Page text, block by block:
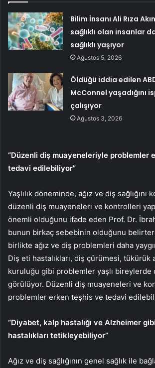
Bilim İnsanı Ali Rıza
sağlıklı olan insanlar
sağlıklı yaşıyor
Ağustos 5, 2026
Öldüğü iddia edilen
McConnel yaşadığını
çalışıyor
Ağustos 3, 2026
“Düzenli diş muayeneleriyle problemler
tedavi edilebiliyor”
Yaşlılık döneminde, ağız ve diş sağlığını
düzenli diş muayeneleri ve kontrolleri
önemli olduğunu ifade eden Prof. Dr.
bunun birkaç sebebinin olduğunu
birlikte ağız ve diş problemleri daha
Diş eti hastalıkları, diş çürümesi, tükürük
kuruluğu gibi problemler yaşlı bireylerde
görülüyor. Düzenli diş muayeneleri ve
problemler erken teşhis ve tedavi
“Diyabet, kalp hastalığı ve Alzheimer
hastalıkları tetikleyebiliyor”
Ağız ve diş sağlığının genel sağlık ile